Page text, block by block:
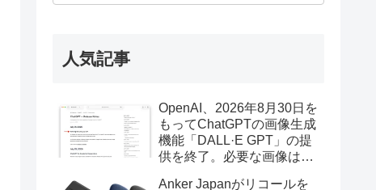
人気記事
OpenAI、2026年8月30日を
もってChatGPTの画像生成
機能「DALL·E GPT」の提
供を終了。必要な画像は期
Anker Japanがリコールを